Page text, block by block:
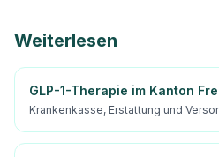
Weiterlesen
GLP-1-Therapie im Kanton
Krankenkasse, Erstattung und